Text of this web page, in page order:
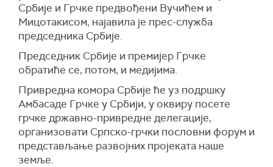
Србије и Грчке предвођени Вучићем и
Мицотакисом, најавила је прес-служба
председника Србије.
Председник Србије и премијер Грчке
обратиће се, потом, и медијима.
Привредна комора Србије ће уз подршку
Амбасаде Грчке у Србији, у оквиру посете
грчке државно-привредне делегације,
организовати Српско-грчки пословни форум и
представљање развојних пројеката наше
земље.